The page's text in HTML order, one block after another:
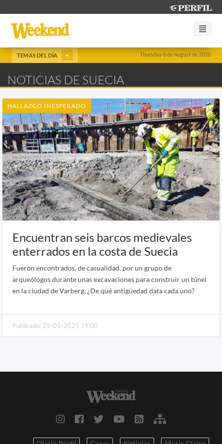
Thursday 6 de August de 2026
TEMAS DEL DÍA
NOTICIAS DE SUECIA
HALLAZGO INESPERADO
Encuentran seis barcos medievales
enterrados en la costa de Suecia
Fueron encontrados, de casualidad, por un grupo de
arqueólogos durante unas excavaciones para construir un túnel
en la ciudad de Varberg. ¿De qué antigüedad data cada uno?
Publicado: 25-05-2025 19:00